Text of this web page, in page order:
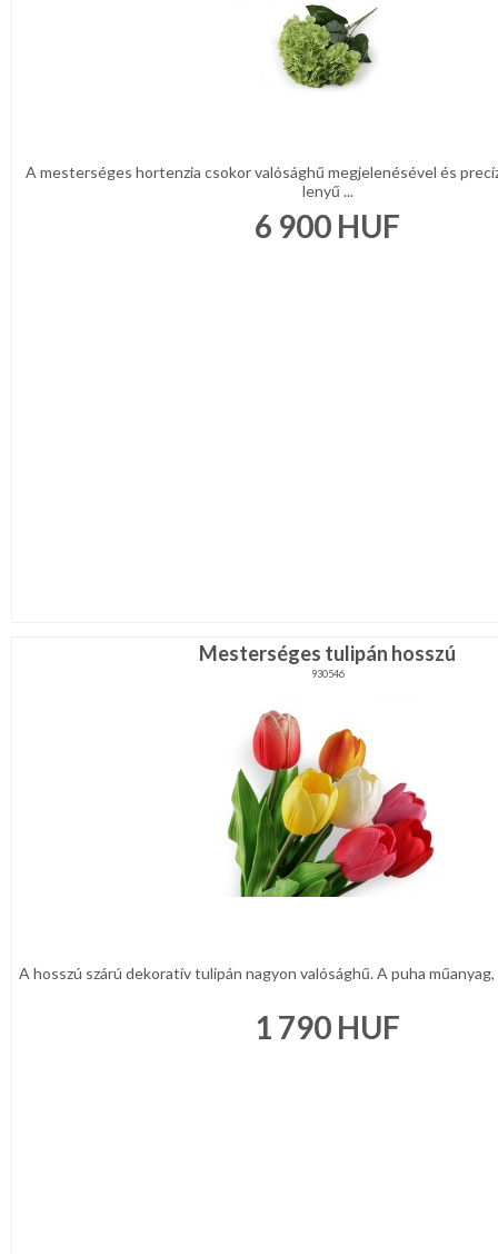
A mesterséges hortenzia csokor valósághű megjelenésével és
lenyű ...
6 900 HUF
Mesterséges tulipán hosszú
930546
A hosszú szárú dekoratív tulipán nagyon valósághű. A puha műanyag,
1 790 HUF